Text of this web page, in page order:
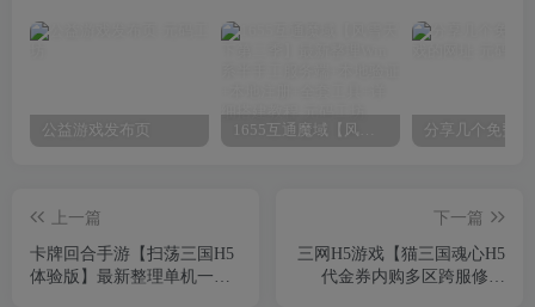
公益游戏发布页
上一篇
卡牌回合手游【扫荡三国H5
体验版】最新整理单机一键
下一篇
三网H5游戏【猫三国魂心H5
代金券内购多区跨服修复